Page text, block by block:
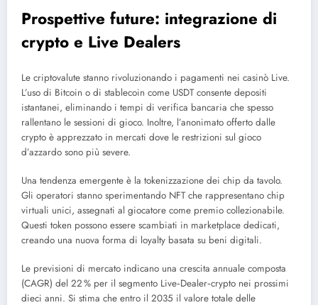
Prospettive future: integrazione di
crypto e Live Dealers
Le criptovalute stanno rivoluzionando i pagamenti nei casinò Live.
L’uso di Bitcoin o di stablecoin come USDT consente depositi
istantanei, eliminando i tempi di verifica bancaria che spesso
rallentano le sessioni di gioco. Inoltre, l’anonimato offerto dalle
crypto è apprezzato in mercati dove le restrizioni sul gioco
d’azzardo sono più severe.
Una tendenza emergente è la tokenizzazione dei chip da tavolo.
Gli operatori stanno sperimentando NFT che rappresentano chip
virtuali unici, assegnati al giocatore come premio collezionabile.
Questi token possono essere scambiati in marketplace dedicati,
creando una nuova forma di loyalty basata su beni digitali.
Le previsioni di mercato indicano una crescita annuale composta
(CAGR) del 22 % per il segmento Live‑Dealer‑crypto nei prossimi
dieci anni. Si stima che entro il 2035 il valore totale delle